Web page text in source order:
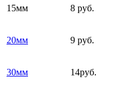
15мм 8 руб.
20мм 9 руб.
30мм 14руб.